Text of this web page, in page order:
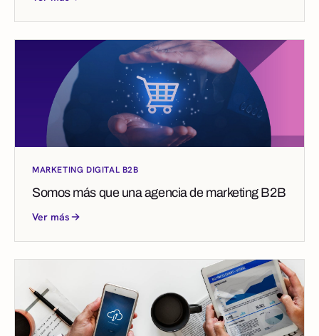
MARKETING DIGITAL B2B
Somos más que una agencia de marketing B2B
Ver más